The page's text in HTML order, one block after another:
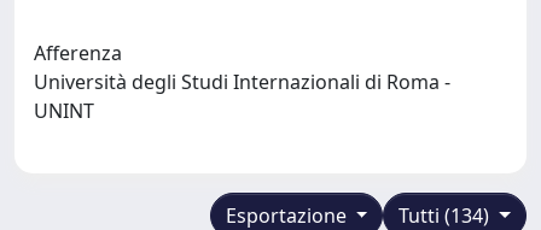
Afferenza
Università degli Studi Internazionali di Roma -
UNINT
Tutti (134)
Esportazione